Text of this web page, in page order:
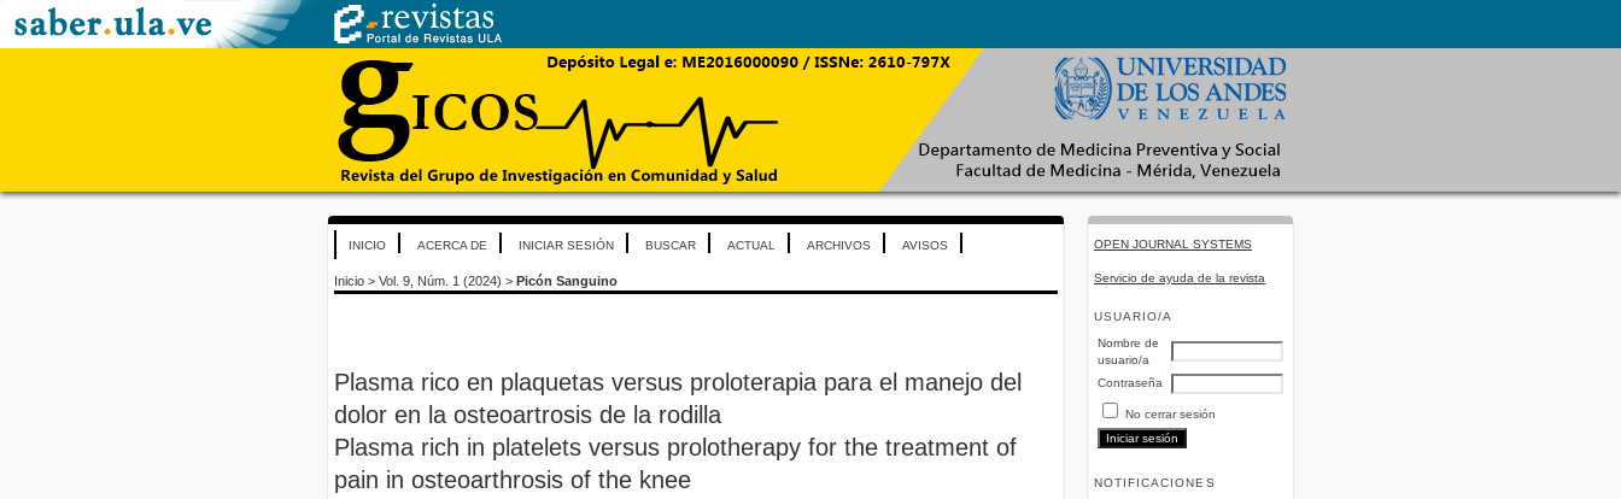
OPEN JOURNAL SYSTEMS
Servicio de ayuda de la revista
USUARIO/A
Nombre de
usuario/a
Contraseña
No cerrar sesión
NOTIFICACIONES
INICIO ACERCA DE INICIAR SESIÓN BUSCAR ACTUAL ARCHIVOS AVISOS
Inicio > Vol. 9, Núm. 1 (2024) > Picón Sanguino
Plasma rico en plaquetas versus proloterapia para el manejo del
dolor en la osteoartrosis de la rodilla
Plasma rich in platelets versus prolotherapy for the treatment of
pain in osteoarthrosis of the knee